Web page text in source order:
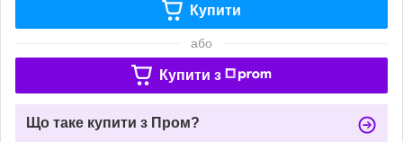
Купити
або
Купити з
Що таке купити з Пром?